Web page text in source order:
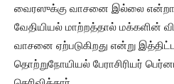
வைரஸுக்கு வாசனை இல்லை
வேதியியல் மாற்றத்தால் மக்களின்
வாசனை ஏற்படுகிறது என்று
தொற்றுநோயியல் பேராசிரியர்